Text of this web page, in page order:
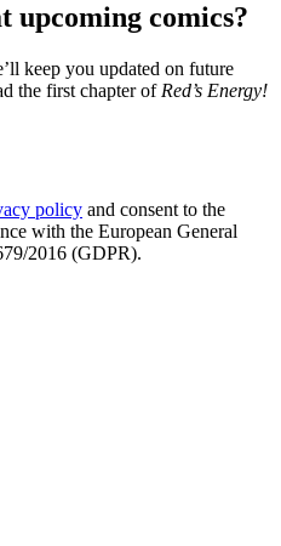
upcoming comics?
keep you updated on future
the first chapter of Red’s Energy!
policy and consent to the
with the European General
2016 (GDPR).